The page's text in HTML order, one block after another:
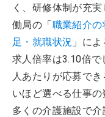
く、研修体制が充
働局の「職業紹介
足・就職状況 」に
求人倍率は3.10倍
人あたりが応募で
いほど選べる仕事の
多くの介護施設で